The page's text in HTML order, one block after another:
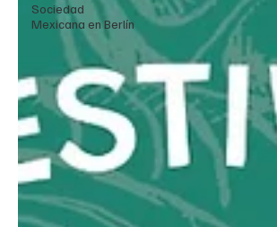
Sociedad
Mexicana en Berlín